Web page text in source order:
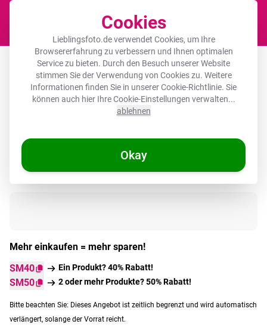
Cookies
Lieblingsfoto.de verwendet Cookies, um Ihre
Browsererfahrung zu verbessern und Ihnen optimalen
Service zu bieten. Durch den Besuch unserer Website
stimmen Sie der Verwendung von Cookies zu. Weitere
Informationen finden Sie in unsererCookie-Richtlinie. Sie
können auch hier Ihre Cookie-Einstellungen verwalten...
ablehnen
Okay
Runde Bilder - Dschungeltiere - Tukan
- Jungen - Mädchen - Leopard
🌞 SOMMERDEALS
Mehr einkaufen = mehr sparen!
SM40
Ein Produkt? 40% Rabatt!
SM50 2 oder mehr Produkte? 50% Rabatt!
Bitte beachten Sie: Dieses Angebot ist zeitlich begrenzt und wird automatisch
verlängert, solange der Vorrat reicht.